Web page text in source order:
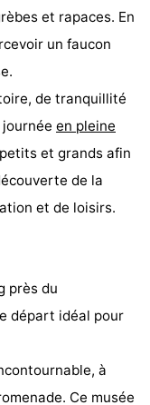
et rapaces. En
un faucon
de tranquillité
en pleine
et grands afin
de la
et de loisirs.
près du
départ idéal pour
à
Ce musée